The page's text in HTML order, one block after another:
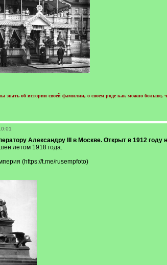
знать об истории своей фамилии, о своем роде как можно больше,
Александру III в Москве. Открыт в 1912 году
летом 1918 года.
(https://t.me/rusempfoto)